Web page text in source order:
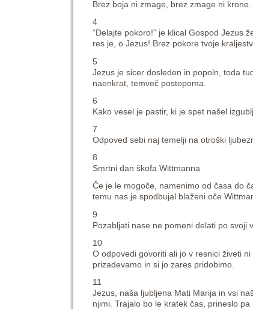
Brez boja ni zmage, brez zmage ni krone.
4
“Delajte pokoro!” je klical Gospod Jezus
res je, o Jezus! Brez pokore tvoje
5
Jezus je sicer dosleden in popoln, toda
naenkrat, temveč postopoma.
6
Kako vesel je pastir, ki je spet našel
7
Odpoved sebi naj temelji na otroški
8
Smrtni dan škofa Wittmanna
Če je le mogoče, namenimo od časa do
temu nas je spodbujal blaženi oče
9
Pozabljati nase ne pomeni delati po svoji
10
O odpovedi govoriti ali jo v resnici živeti
prizadevamo in si jo zares pridobimo.
11
Jezus, naša ljubljena Mati Marija in vsi
njimi. Trajalo bo le kratek čas, prineslo